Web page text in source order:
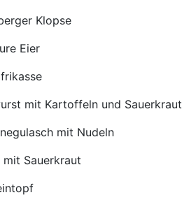
Klopse
Eier
und Sauerkraut
mit Nudeln